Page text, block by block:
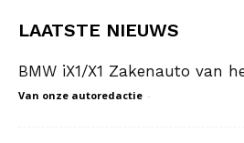
LAATSTE NIEUWS
BMW iX1/X1 Zakenauto van
Van onze autoredactie -